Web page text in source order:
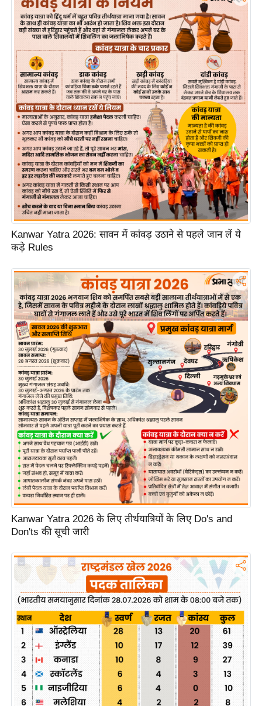
नो
ज
न
ज
ग
त
बॉ
ली
वु
ड
ली
वु
ड
ल्म
स
मी
क्षा
B
e
a
k
n
g
N
e
w
s
ला
फ
ल
टे
क्नॉ
लॉ
जी
ब्यू
टी
Kanwar Yatra 2026: सावन में कांवड़ उठाने से पहले जान लें ये
कड़े Rules
Kanwar Yatra 2026 के लिए तीर्थयात्रियों के लिए Do's and
Don'ts की सूची जारी